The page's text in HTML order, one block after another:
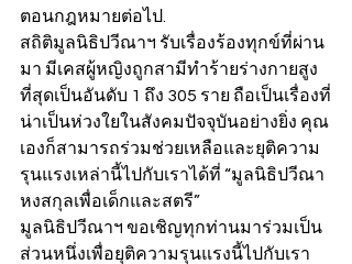
ตอนกฎหมายต่อไป.
สถิติมูลนิธิปวีณาฯ รับเรื่องร้องทุกข์ที่ผ่าน
มา มีเคสผู้หญิงถูกสามีทำร้ายร่างกายสูง
ที่สุดเป็นอันดับ 1 ถึง 305 ราย ถือเป็นเรื่องที่
น่าเป็นห่วงใยในสังคมปัจจุบันอย่างยิ่ง คุณ
เองก็สามารถร่วมช่วยเหลือและยุติความ
รุนแรงเหล่านี้ไปกับเราได้ที่ “มูลนิธิปวีณา
หงสกุลเพื่อเด็กและสตรี”
มูลนิธิปวีณาฯ ขอเชิญทุกท่านมาร่วมเป็น
ส่วนหนึ่งเพื่อยุติความรุนแรงนี้ไปกับเรา